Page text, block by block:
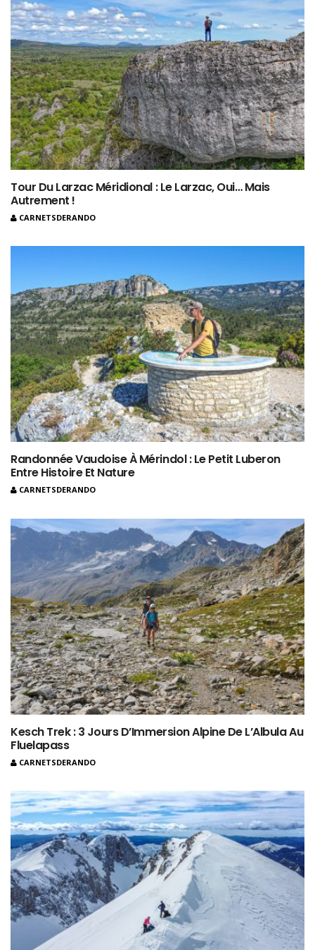
Tour Du Larzac Méridional : Le Larzac, Oui… Mais
Autrement !
CARNETSDERANDO
Randonnée Vaudoise À Mérindol : Le Petit Luberon
Entre Histoire Et Nature
CARNETSDERANDO
Kesch Trek : 3 Jours D’Immersion Alpine De L’Albula Au
Fluelapass
CARNETSDERANDO